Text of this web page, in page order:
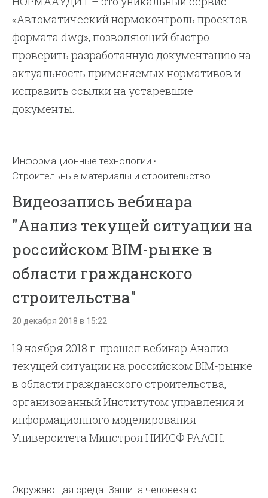
«Автоматический нормоконтроль проектов
формата dwg», позволяющий быстро
проверить разработанную документацию на
актуальность применяемых нормативов и
исправить ссылки на устаревшие
документы.
Информационные технологии
Строительные материалы и строительство
Видеозапись вебинара
"Анализ текущей ситуации на
российском BIM-рынке в
области гражданского
строительства"
20 декабря 2018 в 15:22
19 ноября 2018 г. прошел вебинар Анализ
текущей ситуации на российском BIM-рынке
в области гражданского строительства,
организованный Институтом управления и
информационного моделирования
Университета Минстроя НИИСФ РААСН.
Окружающая среда. Защита человека от